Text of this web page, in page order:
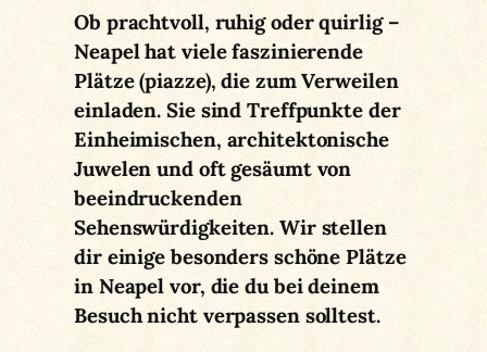
Ob prachtvoll, ruhig oder quirlig –
Neapel hat viele faszinierende
Plätze (piazze), die zum Verweilen
einladen. Sie sind Treffpunkte der
Einheimischen, architektonische
Juwelen und oft gesäumt von
beeindruckenden
Sehenswürdigkeiten. Wir stellen
dir einige besonders schöne Plätze
in Neapel vor, die du bei deinem
Besuch nicht verpassen solltest.